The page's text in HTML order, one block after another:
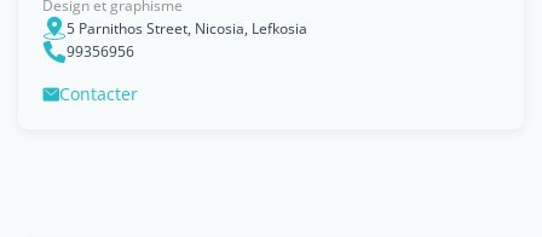
Design et graphisme
5 Parnithos Street, Nicosia, Lefkosia
99356956
Contacter